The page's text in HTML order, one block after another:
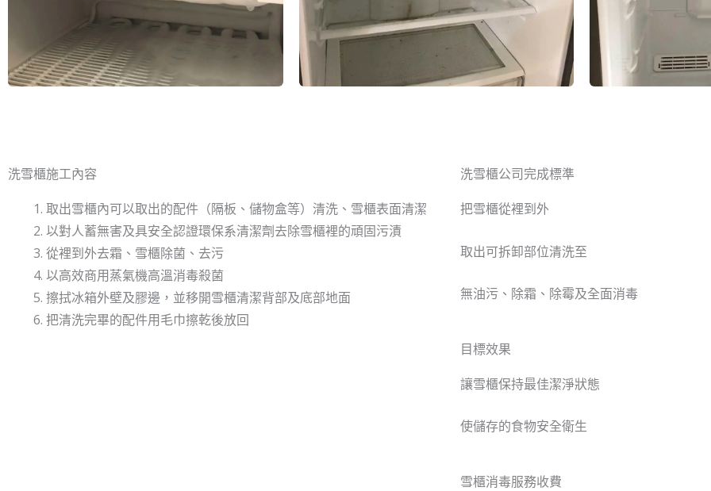
洗雪櫃​施工內容
取出雪櫃內可以取出的配件（隔板、儲物盒等）清洗、雪櫃表面清潔
以對人蓄無害及具安全認證環保系清潔劑去除雪櫃裡的頑固污漬
從裡到外去霜、雪櫃除菌、去污
以高效商用蒸氣機高溫消毒殺菌
擦拭冰箱外壁及膠邊，並移開雪櫃清潔背部及底部地面
把清洗完畢的配件用毛巾擦乾後放回
洗雪櫃公司完成標準
把雪櫃從裡到外
取出可拆卸部位清洗至
無油污、除霜、除霉及全面消毒
目標效果
讓雪櫃保持最佳潔淨狀態
使儲存的食物安全衛生
雪櫃消毒服務收費